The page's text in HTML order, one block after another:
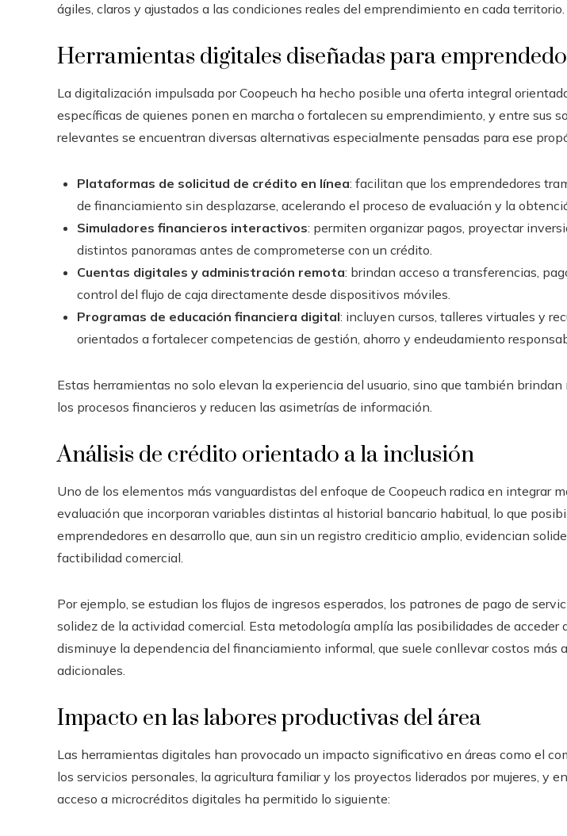
ágiles, claros y ajustados a las condiciones reales del emprendimiento en cada territorio.
Herramientas digitales diseñadas para
La digitalización impulsada por Coopeuch ha hecho posible una oferta integral
específicas de quienes ponen en marcha o fortalecen su emprendimiento, y entre sus
relevantes se encuentran diversas alternativas especialmente pensadas para ese
Plataformas de solicitud de crédito en línea: facilitan que los emprendedores
de financiamiento sin desplazarse, acelerando el proceso de evaluación y la
Simuladores financieros interactivos: permiten organizar pagos, proyectar
distintos panoramas antes de comprometerse con un crédito.
Cuentas digitales y administración remota: brindan acceso a transferencias,
control del flujo de caja directamente desde dispositivos móviles.
Programas de educación financiera digital: incluyen cursos, talleres virtuales y
orientados a fortalecer competencias de gestión, ahorro y endeudamiento
Estas herramientas no solo elevan la experiencia del usuario, sino que también
los procesos financieros y reducen las asimetrías de información.
Análisis de crédito orientado a la inclusión
Uno de los elementos más vanguardistas del enfoque de Coopeuch radica en integrar
evaluación que incorporan variables distintas al historial bancario habitual, lo que
emprendedores en desarrollo que, aun sin un registro crediticio amplio, evidencian
factibilidad comercial.
Por ejemplo, se estudian los flujos de ingresos esperados, los patrones de pago de
solidez de la actividad comercial. Esta metodología amplía las posibilidades de acceder
disminuye la dependencia del financiamiento informal, que suele conllevar costos más
adicionales.
Impacto en las labores productivas del área
Las herramientas digitales han provocado un impacto significativo en áreas como el
los servicios personales, la agricultura familiar y los proyectos liderados por mujeres, y
acceso a microcréditos digitales ha permitido lo siguiente: